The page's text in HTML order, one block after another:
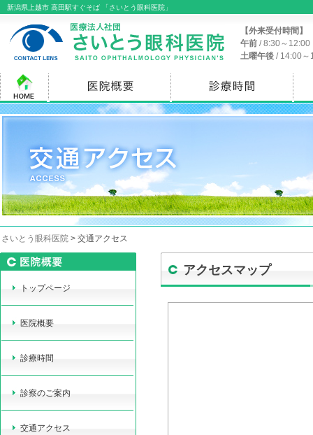
新潟県上越市 高田駅すぐそば 「さいとう眼科医院」
【外来受付時間】
午前 / 8:30～
土曜午後 / 14:00
さいとう眼科医院 > 交通アクセス
アクセスマップ
トップページ
医院概要
診療時間
診察のご案内
交通アクセス